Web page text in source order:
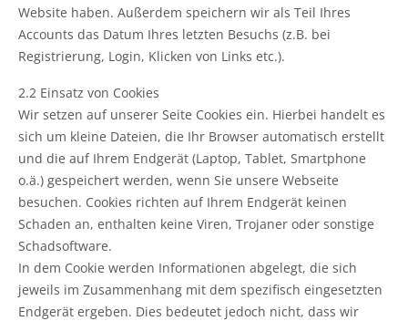
Website haben. Außerdem speichern wir als Teil Ihres
Accounts das Datum Ihres letzten Besuchs (z.B. bei
Registrierung, Login, Klicken von Links etc.).
2.2 Einsatz von Cookies
Wir setzen auf unserer Seite Cookies ein. Hierbei handelt es
sich um kleine Dateien, die Ihr Browser automatisch erstellt
und die auf Ihrem Endgerät (Laptop, Tablet, Smartphone
o.ä.) gespeichert werden, wenn Sie unsere Webseite
besuchen. Cookies richten auf Ihrem Endgerät keinen
Schaden an, enthalten keine Viren, Trojaner oder sonstige
Schadsoftware.
In dem Cookie werden Informationen abgelegt, die sich
jeweils im Zusammenhang mit dem spezifisch eingesetzten
Endgerät ergeben. Dies bedeutet jedoch nicht, dass wir